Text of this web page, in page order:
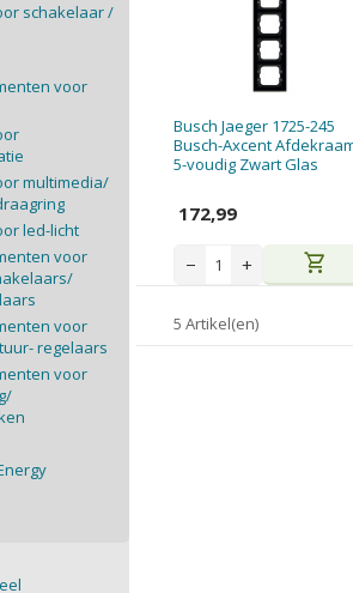
Busch Jaeger 1725-245
Busch-Axcent
5-voudig Zwart Glas
172,99
− + shopping_cart
5 Artikel(en)
schakelaar /
voor
multimedia/
led-licht
voor
voor
regelaars
voor